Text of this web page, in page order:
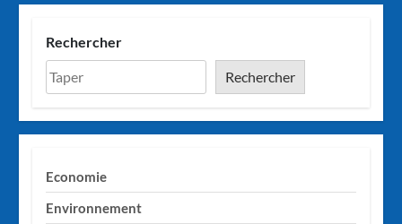
Rechercher
Rechercher
Economie
Environnement